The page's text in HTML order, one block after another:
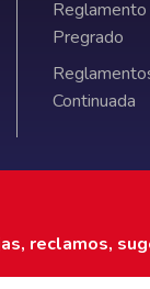
Pregrado
Continuada
reclamos,